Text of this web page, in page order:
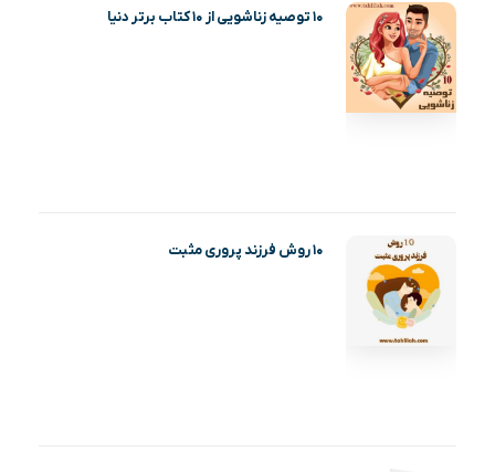
۱۰ توصیه زناشویی از ۱۰ کتاب برتر دنیا
۱۰ روش فرزند پروری مثبت